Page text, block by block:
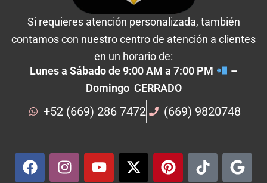
Si requieres atención personalizada, también
contamos con nuestro centro de atención a clientes
en un horario de:
Lunes a Sábado de 9:00 AM a 7:00 PM
–
Domingo CERRADO
+52 (669) 286 7472 (669) 9820748